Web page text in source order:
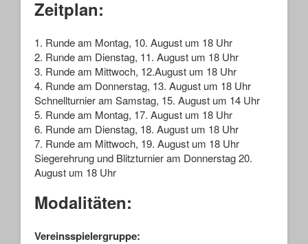
Zeitplan:
1. Runde am Montag, 10. August um 18 Uhr
2. Runde am Dienstag, 11. August um 18 Uhr
3. Runde am Mittwoch, 12.August um 18 Uhr
4. Runde am Donnerstag, 13. August um 18 Uhr
Schnellturnier am Samstag, 15. August um 14 Uhr
5. Runde am Montag, 17. August um 18 Uhr
6. Runde am Dienstag, 18. August um 18 Uhr
7. Runde am Mittwoch, 19. August um 18 Uhr
Siegerehrung und Blitzturnier am Donnerstag 20.
August um 18 Uhr
Modalitäten:
Vereinsspielergruppe: